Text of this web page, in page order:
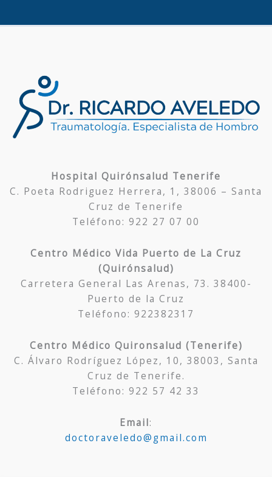
Hospital Quirónsalud Tenerife
C. Poeta Rodriguez Herrera, 1, 38006 – Santa
Cruz de Tenerife
Teléfono: 922 27 07 00
Centro Médico Vida Puerto de La Cruz
(Quirónsalud)
Carretera General Las Arenas, 73. 38400-
Puerto de la Cruz
Teléfono: 922382317
Centro Médico Quironsalud (Tenerife)
C. Álvaro Rodríguez López, 10, 38003, Santa
Cruz de Tenerife.
Teléfono: 922 57 42 33
Email:
doctoraveledo@gmail.com